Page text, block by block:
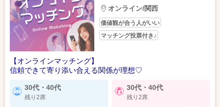
オンライン/関西
価値観が合う人がいい
マッチング投票付き♪
【オンラインマッチング】
信頼できて寄り添い合える関係が理想♡
30代・40代
残り2席
30代・40代
残り2席